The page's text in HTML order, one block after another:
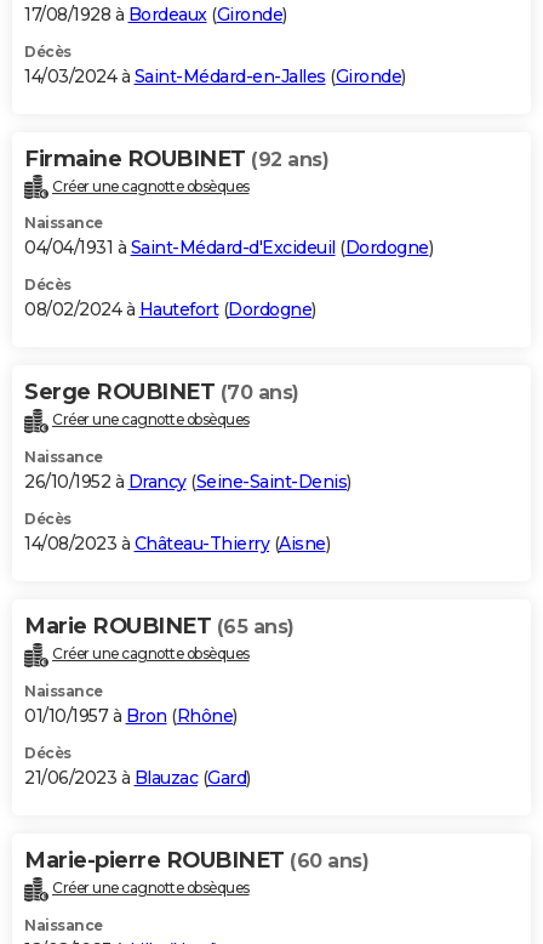
17/08/1928 à Bordeaux (Gironde)
Décès
14/03/2024 à Saint-Médard-en-Jalles (Gironde)
Firmaine ROUBINET (92 ans)
Créer une cagnotte obsèques
Naissance
04/04/1931 à Saint-Médard-d'Excideuil (Dordogne)
Décès
08/02/2024 à Hautefort(Dordogne)
Serge ROUBINET (70 ans)
Créer une cagnotte obsèques
Naissance
26/10/1952 à Drancy(Seine-Saint-Denis)
Décès
14/08/2023 à Château-Thierry(Aisne)
Marie ROUBINET (65 ans)
Créer une cagnotte obsèques
Naissance
01/10/1957 à Bron (Rhône)
Décès
21/06/2023 à Blauzac(Gard)
Marie-pierre ROUBINET (60 ans)
Créer une cagnotte obsèques
Naissance